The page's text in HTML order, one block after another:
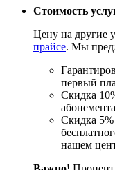
Стоимость
Цену на другие
прайсе. Мы
первый
Скидка
Скидка
нашем